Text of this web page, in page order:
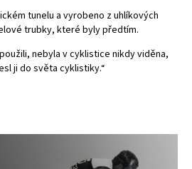
tunelu a vyrobeno z uhlíkových
trubky, které byly předtím.
nebyla v cyklistice nikdy viděna,
ji do světa cyklistiky.“